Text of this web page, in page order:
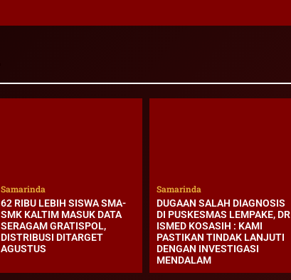
Samarinda
62 RIBU LEBIH SISWA SMA-
SMK KALTIM MASUK DATA
SERAGAM GRATISPOL,
DISTRIBUSI DITARGET
AGUSTUS
Samarinda
DUGAAN SALAH DIAGNOSIS
DI PUSKESMAS LEMPAKE, DR
ISMED KOSASIH : KAMI
PASTIKAN TINDAK LANJUTI
DENGAN INVESTIGASI
MENDALAM